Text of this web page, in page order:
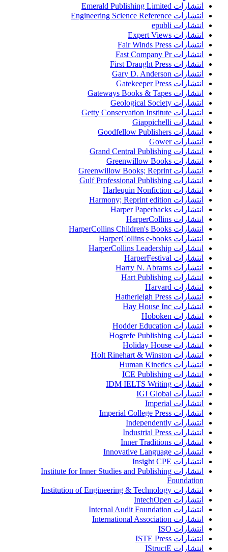
انتشارات Emerald Publishing Limited
انتشارات Engineering Science Reference
انتشارات epubli
انتشارات Expert Views
انتشارات Fair Winds Press
انتشارات Fast Company Pr
انتشارات First Draught Press
انتشارات Gary D. Anderson
انتشارات Gatekeeper Press
انتشارات Gateways Books & Tapes
انتشارات Geological Society
انتشارات Getty Conservation Institute
انتشارات Giappichelli
انتشارات Goodfellow Publishers
انتشارات Gower
انتشارات Grand Central Publishing
انتشارات Greenwillow Books
انتشارات Greenwillow Books; Reprint
انتشارات Gulf Professional Publishing
انتشارات Harlequin Nonfiction
انتشارات Harmony; Reprint edition
انتشارات Harper Paperbacks
انتشارات HarperCollins
انتشارات HarperCollins Children's Books
انتشارات HarperCollins e-books
انتشارات HarperCollins Leadership
انتشارات HarperFestival
انتشارات Harry N. Abrams
انتشارات Hart Publishing
انتشارات Harvard
انتشارات Hatherleigh Press
انتشارات Hay House Inc
انتشارات Hoboken
انتشارات Hodder Education
انتشارات Hogrefe Publishing
انتشارات Holiday House
انتشارات Holt Rinehart & Winston
انتشارات Human Kinetics
انتشارات ICE Publishing
انتشارات IDM IELTS Writing
انتشارات IGI Global
انتشارات Imperial
انتشارات Imperial College Press
انتشارات Independently
انتشارات Industrial Press
انتشارات Inner Traditions
انتشارات Innovative Language
انتشارات Insight CPE
انتشارات Institute for Inner Studies and Publishing
Foundation
انتشارات Institution of Engineering & Technology
انتشارات IntechOpen
انتشارات Internal Audit Foundation
انتشارات International Association
انتشارات ISO
انتشارات ISTE Press
انتشارات IStructE